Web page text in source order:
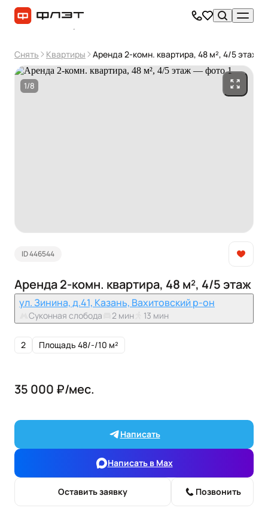
Снять Квартиры Аренда 2-комн. квартира, 48 м², 4/5 этаж
1/8
ID 446544
Аренда 2-комн. квартира, 48 м², 4/5 этаж
ул. Зинина, д.41, Казань, Вахитовский р-он
Суконная слобода 2 мин 13 мин
2 Площадь 48/-/10 м²
35 000 ₽/мес.
Написать
Написать в Max
Оставить заявку Позвонить